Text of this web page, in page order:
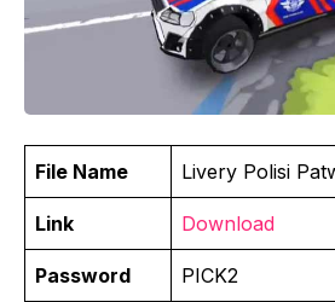
File Name Livery Polisi
Link Download
Password PICK2